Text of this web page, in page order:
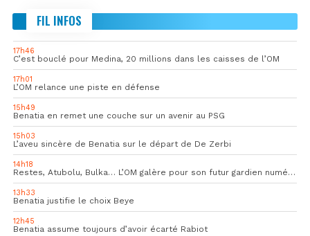
FIL INFOS
17h46
C’est bouclé pour Medina, 20 millions dans les caisses de l’OM
17h01
L’OM relance une piste en défense
15h49
Benatia en remet une couche sur un avenir au PSG
15h03
L’aveu sincère de Benatia sur le départ de De Zerbi
14h18
Restes, Atubolu, Bulka… L’OM galère pour son futur gardien numéro 1
13h33
Benatia justifie le choix Beye
12h45
Benatia assume toujours d’avoir écarté Rabiot